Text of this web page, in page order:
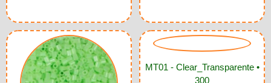
MT01 - Clear_Transparente •
300